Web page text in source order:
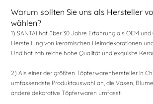
Warum sollten Sie uns als Hersteller
wählen?
1) SANTAI hat über 30 Jahre Erfahrung als OEM und
Herstellung von keramischen Heimdekorationen
Und hat zahlreiche hohe Qualität und exquisite
2) Als einer der größten Töpferwarenhersteller in
umfassendste Produktauswahl an, die Vasen,
andere dekorative Töpferwaren umfasst.